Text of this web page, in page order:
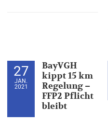
27
JAN.
2021
BayVGH
kippt 15 km
Regelung –
FFP2 Pflicht
bleibt